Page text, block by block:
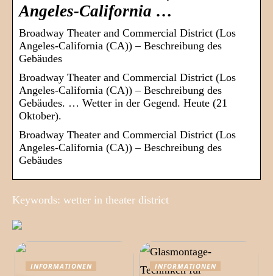
Angeles-California …
Broadway Theater and Commercial District (Los
Angeles-California (CA)) – Beschreibung des
Gebäudes
Broadway Theater and Commercial District (Los
Angeles-California (CA)) – Beschreibung des
Gebäudes. … Wetter in der Gegend. Heute (21
Oktober).
Broadway Theater and Commercial District (Los
Angeles-California (CA)) – Beschreibung des
Gebäudes
Keywords: wetter in theater district
INFORMATIONEN INFORMATIONEN